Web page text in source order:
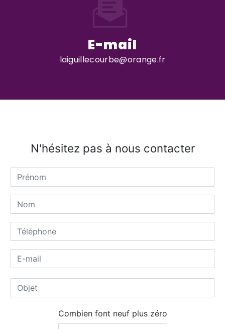
E-mail
laiguillecourbe@orange.fr
N'hésitez pas à nous contacter
Combien font neuf plus zéro